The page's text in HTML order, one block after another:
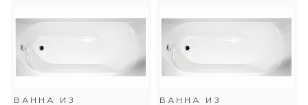
ВАННА ИЗ
ВАННА ИЗ